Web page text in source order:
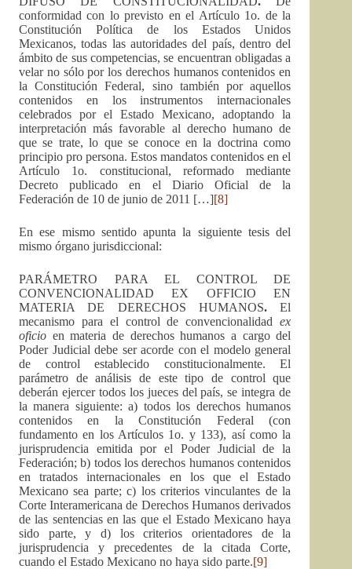
conformidad con lo previsto en el Artículo 1o. de la
Constitución Política de los Estados Unidos
Mexicanos, todas las autoridades del país, dentro del
ámbito de sus competencias, se encuentran obligadas a
velar no sólo por los derechos humanos contenidos en
la Constitución Federal, sino también por aquellos
contenidos en los instrumentos internacionales
celebrados por el Estado Mexicano, adoptando la
interpretación más favorable al derecho humano de
que se trate, lo que se conoce en la doctrina como
principio pro persona. Estos mandatos contenidos en el
Artículo 1o. constitucional, reformado mediante
Decreto publicado en el Diario Oficial de la
Federación de 10 de junio de 2011 […][8]
En ese mismo sentido apunta la siguiente tesis del
mismo órgano jurisdiccional:
PARÁMETRO PARA EL CONTROL DE
CONVENCIONALIDAD EX OFFICIO EN
MATERIA DE DERECHOS HUMANOS.El
mecanismo para el control de convencionalidadex
oficio en materia de derechos humanos a cargo del
Poder Judicial debe ser acorde con el modelo general
de control establecido constitucionalmente. El
parámetro de análisis de este tipo de control que
deberán ejercer todos los jueces del país, se integra de
la manera siguiente: a) todos los derechos humanos
contenidos en la Constitución Federal (con
fundamento en los Artículos 1o. y 133), así como la
jurisprudencia emitida por el Poder Judicial de la
Federación; b) todos los derechos humanos contenidos
en tratados internacionales en los que el Estado
Mexicano sea parte; c) los criterios vinculantes de la
Corte Interamericana de Derechos Humanos derivados
de las sentencias en las que el Estado Mexicano haya
sido parte, y d) los criterios orientadores de la
jurisprudencia y precedentes de la citada Corte,
cuando el Estado Mexicano no haya sido parte.[9]